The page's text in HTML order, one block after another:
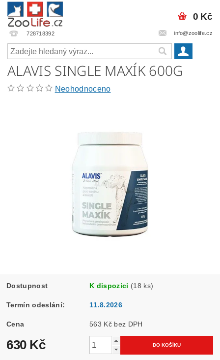
728718392 info@zoolife.cz
0 Kč
ALAVIS SINGLE MAXÍK 600G
Neohodnoceno
Dostupnost K dispozici (18 ks)
Termín odeslání: 11.8.2026
Cena 563 Kč bez DPH
630 Kč